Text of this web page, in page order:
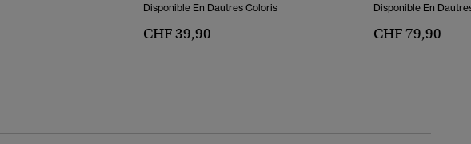
Disponible En Dautres Coloris
CHF 39,90
Disponible En
CHF 79,90